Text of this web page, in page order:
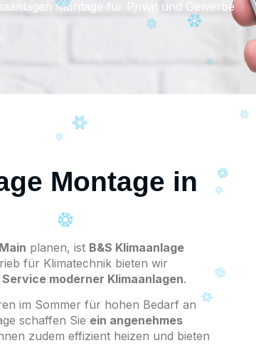
Montage für Privat und Gewerbe
Montage in
planen, ist B&S Klimaanlage
für Klimatechnik bieten wir
moderner Klimaanlagen.
im Sommer für hohen Bedarf an
schaffen Sie ein angenehmes
zudem effizient heizen und bieten